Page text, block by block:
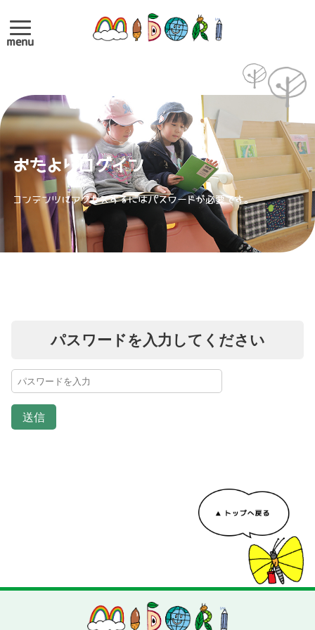
menu
おたよりログイン
コンテンツにアクセスするにはパスワードが必要です。
パスワードを入力してください
送信